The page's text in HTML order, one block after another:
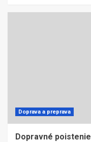
Doprava a preprava
Dopravné poistenie